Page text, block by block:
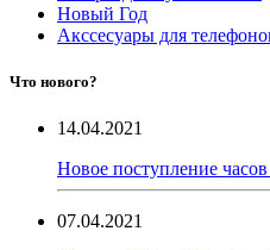
Новый Год
Акссесуары для
Что нового?
14.04.2021
Новое поступление
07.04.2021